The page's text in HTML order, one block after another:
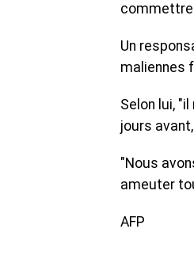
Un
maliennes
Selon lui,
jours
"Nous
ameuter
AFP